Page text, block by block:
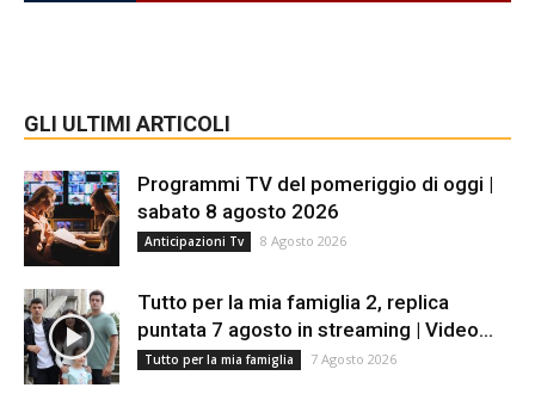
GLI ULTIMI ARTICOLI
Programmi TV del pomeriggio di oggi |
sabato 8 agosto 2026
Anticipazioni Tv 8 Agosto 2026
Tutto per la mia famiglia 2, replica
puntata 7 agosto in streaming | Video...
Tutto per la mia famiglia 7 Agosto 2026